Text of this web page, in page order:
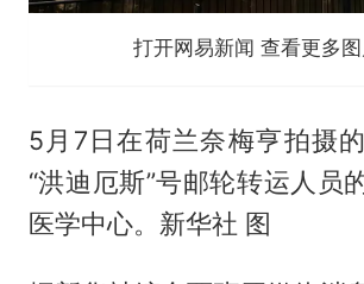
打开网易新闻 查看更多
5月7日在荷兰奈梅亨拍摄
“洪迪厄斯”号邮轮转运人员
医学中心。新华社 图